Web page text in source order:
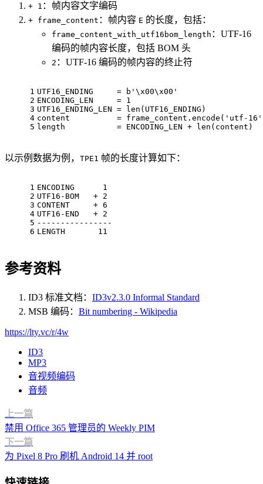
+ 1 ：帧内容文字编码
+ frame_content ：帧内容 E 的长度，包括：
frame_content_with_utf16bom_length ：UTF-16
编码的帧内容长度，包括 BOM 头
2 ：UTF-16 编码的帧内容的终止符
1
2
3
4
5
UTF16_ENDING     =
b'\x00\x00'
ENCODING_LEN     = 1
UTF16_ENDING_LEN =
len (UTF16_ENDING)
content          = frame_content.encode( 'utf-16'
length           = ENCODING_LEN +
len (content)
以示例数据为例， TPE1 帧的长度计算如下：
1
2
3
4
5
6
ENCODING      1
UTF16-BOM   + 2
CONTENT     + 6
UTF16-END   + 2
----------------
LENGTH       11
参考资料
ID3 标准文档： ID3v2.3.0 Informal Standard
MSB 编码： Bit numbering - Wikipedia
https://lty.vc/r/4w
ID3
MP3
音视频编码
音频
上一篇
禁用 Office 365 管理员的 Weekly PIM
下一篇
为 Pixel 8 Pro 刷机 Android 14 并 root